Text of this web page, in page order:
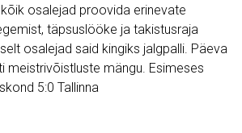
osalejad proovida erinevate
täpsuslööke ja takistusraja
osalejad said kingiks jalgpalli. Päeva
meistrivõistluste mängu. Esimeses
5:0 Tallinna